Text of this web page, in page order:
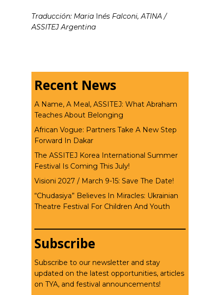
Traducción: Maria Inés Falconi, ATINA /
ASSITEJ Argentina
Recent News
A Name, A Meal, ASSITEJ: What Abraham
Teaches About Belonging
African Vogue: Partners Take A New Step
Forward In Dakar
The ASSITEJ Korea International Summer
Festival Is Coming This July!
Visioni 2027 / March 9-15: Save The Date!
“Chudasiya” Believes In Miracles: Ukrainian
Theatre Festival For Children And Youth
Subscribe
Subscribe to our newsletter and stay
updated on the latest opportunities, articles
on TYA, and festival announcements!